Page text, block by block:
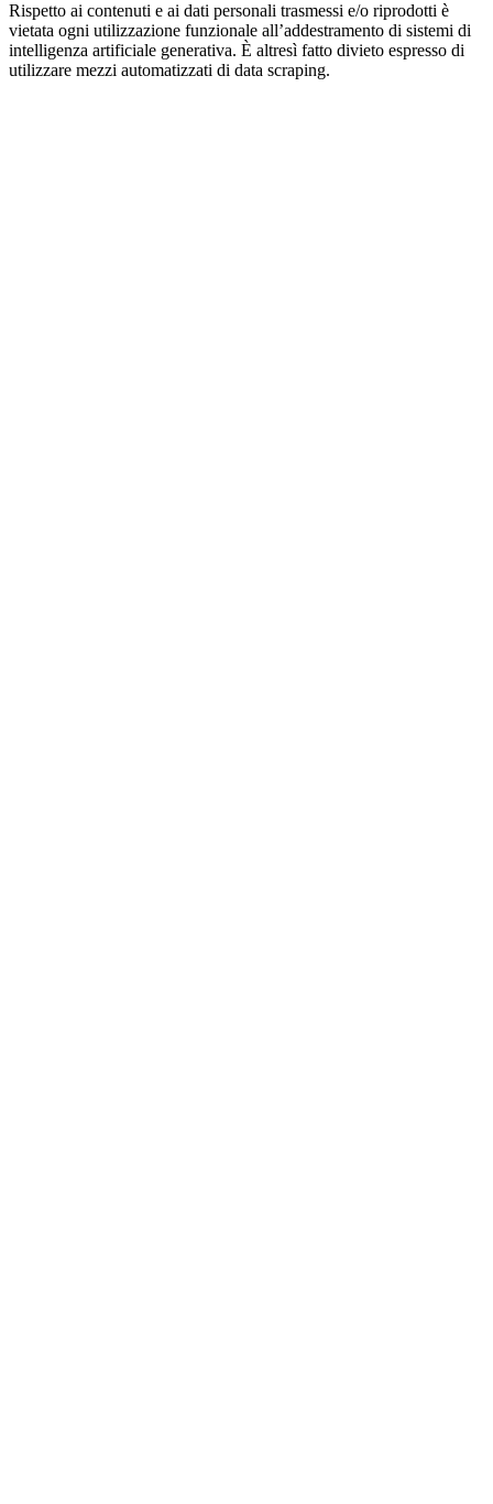
Rispetto ai contenuti e ai dati personali trasmessi e/o riprodotti è
vietata ogni utilizzazione funzionale all’addestramento di sistemi di
intelligenza artificiale generativa. È altresì fatto divieto espresso di
utilizzare mezzi automatizzati di data scraping.